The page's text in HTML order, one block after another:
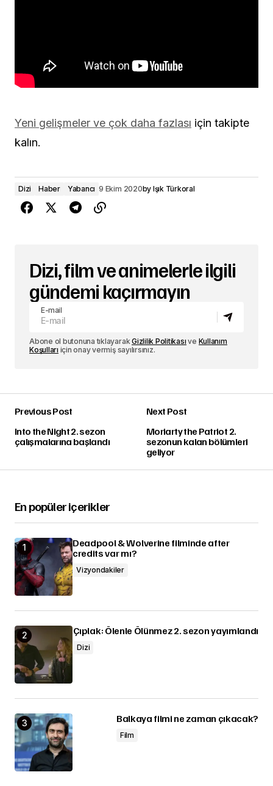
Yeni gelişmeler ve çok daha fazlası için takipte
kalın.
Dizi Haber Yabancı 9 Ekim 2020by Işık Türkoral
Dizi, film ve animelerle ilgili
gündemi kaçırmayın
E-mail
Abone ol butonuna tıklayarakGizlilik Politikası ve Kullanım
Koşulları için onay vermiş sayılırsınız.
Previous Post
Into the Night 2. sezon
çalışmalarına başlandı
Next Post
Moriarty the Patriot 2.
sezonun kalan bölümleri
geliyor
En popüler içerikler
Deadpool & Wolverine filminde after
credits var mı?
Vizyondakiler
Çıplak: Ölenle Ölünmez 2. sezon yayımlandı
Dizi
Balkaya filmi ne zaman çıkacak?
Film